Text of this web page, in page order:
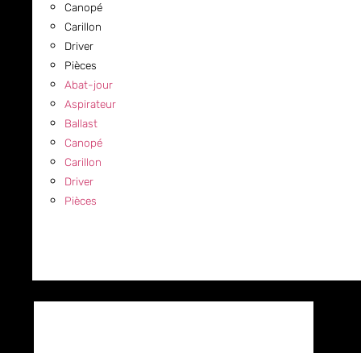
Canopé
Carillon
Driver
Pièces
Abat-jour
Aspirateur
Ballast
Canopé
Carillon
Driver
Pièces